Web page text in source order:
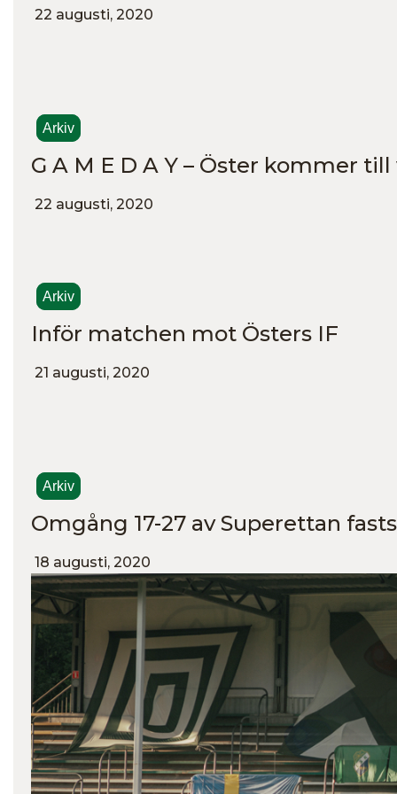
22 augusti, 2020
Arkiv
G A M E D A Y – Öster kommer till
22 augusti, 2020
Arkiv
Inför matchen mot Östers IF
21 augusti, 2020
Arkiv
Omgång 17-27 av Superettan
18 augusti, 2020